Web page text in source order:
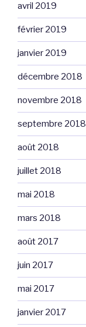
avril 2019
février 2019
janvier 2019
décembre 2018
novembre 2018
septembre 2018
août 2018
juillet 2018
mai 2018
mars 2018
août 2017
juin 2017
mai 2017
janvier 2017